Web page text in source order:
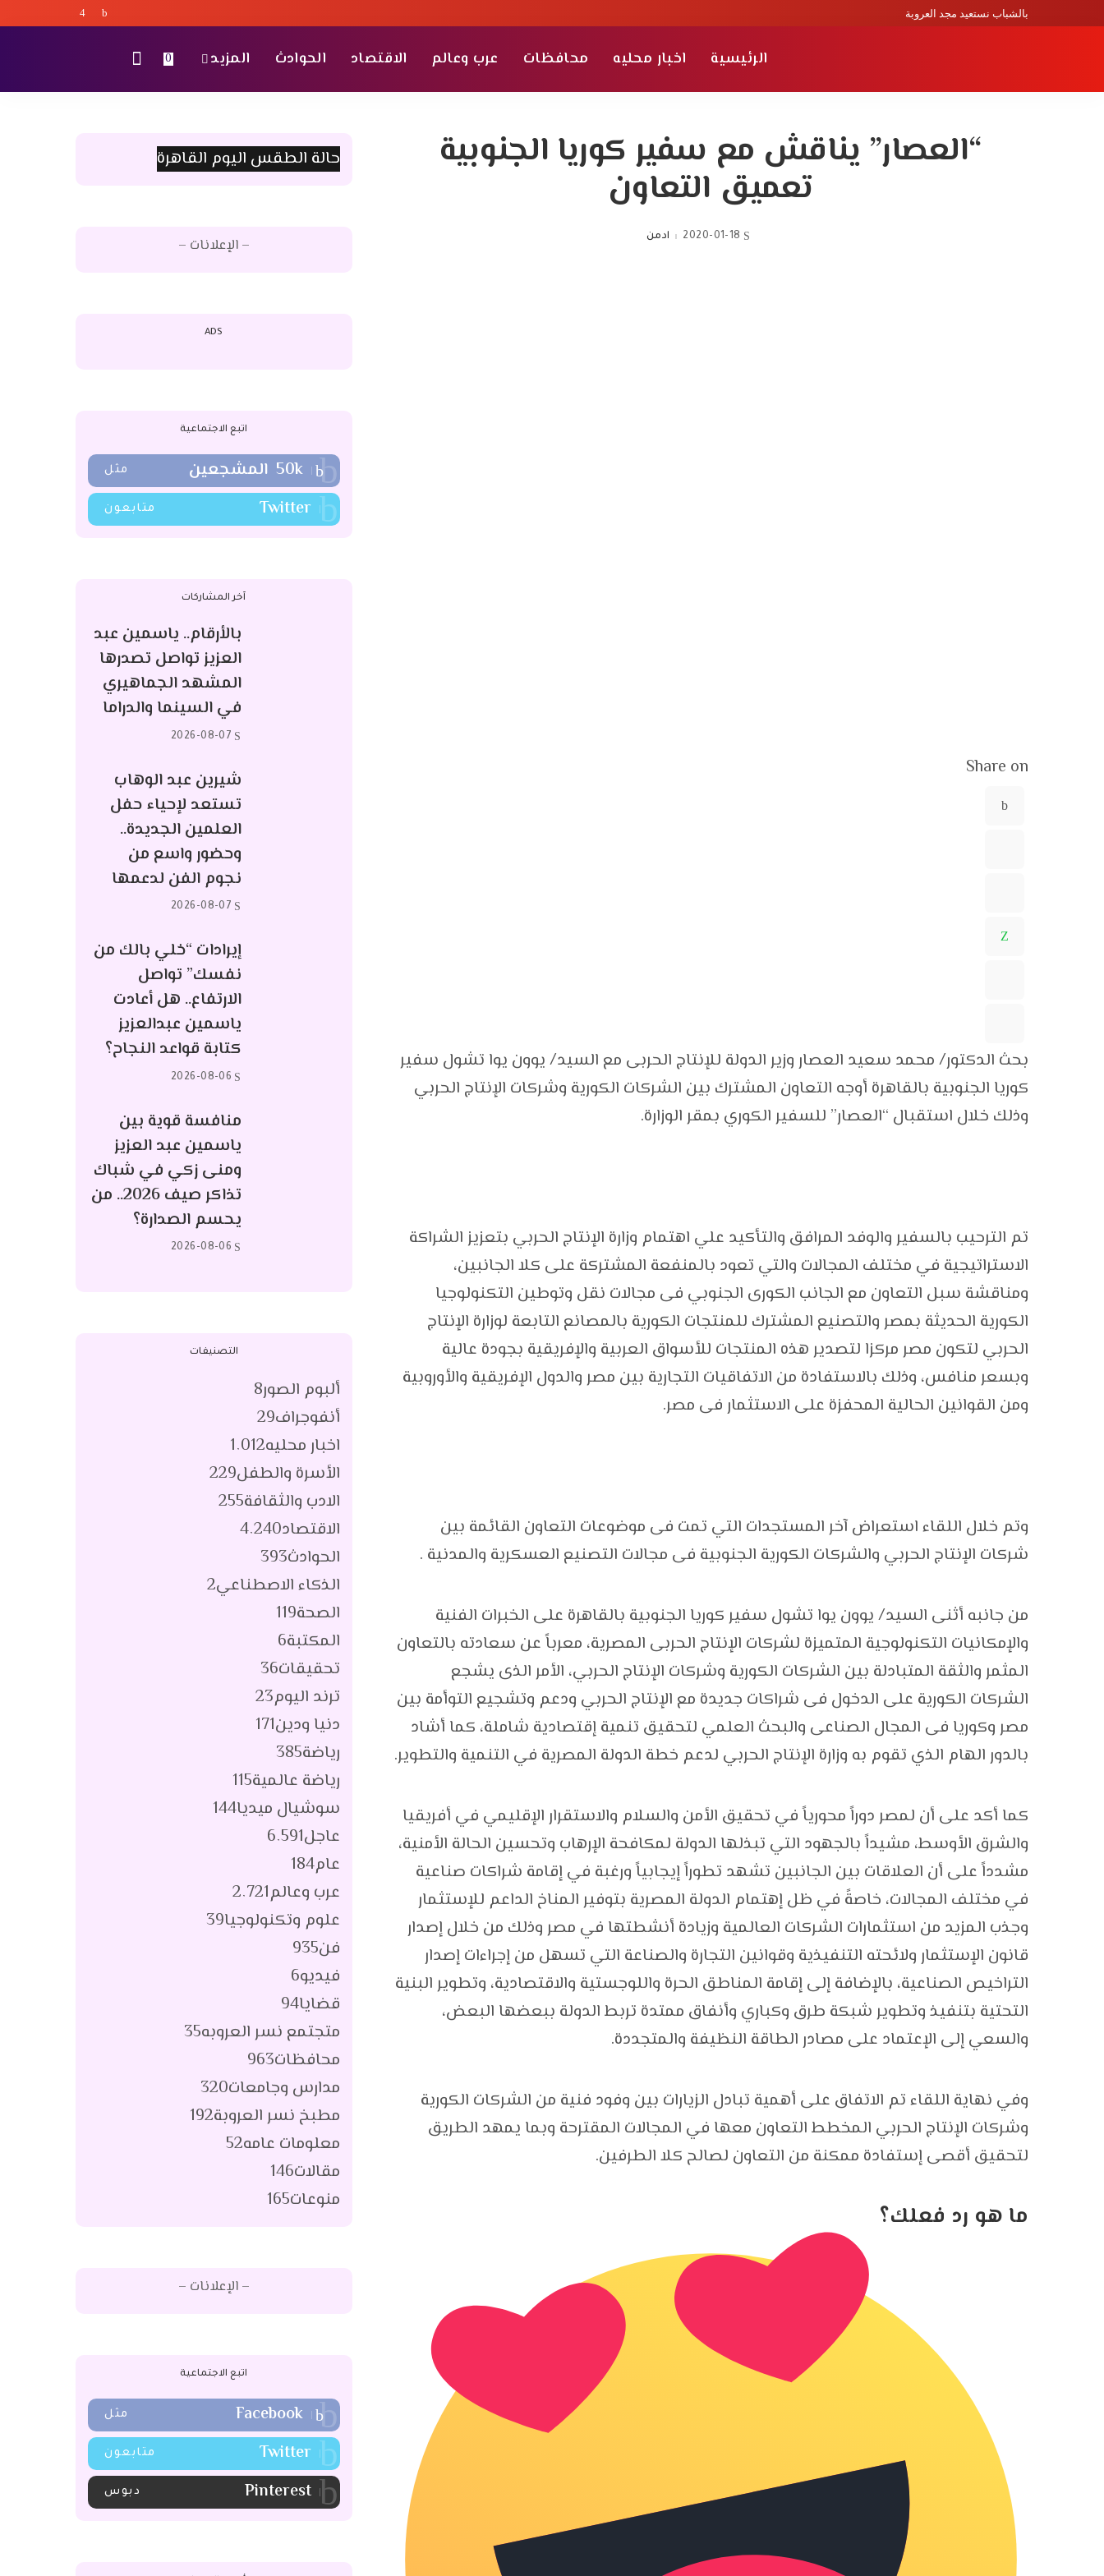
بالشباب نستعيد مجد العروبة
الرئيسية اخبار محليه محافظات عرب وعالم الاقتصاد الحوادث المزيد 0
“العصار” يناقش مع سفير كوريا الجنوبية
تعميق التعاون
2020-01-18
Posted
ادمن
Share on
بحث الدكتور/ محمد سعيد العصار وزير الدولة للإنتاج الحربى مع السيد/ يوون يوا تشول سفير
كوريا الجنوبية بالقاهرة أوجه التعاون المشترك بين الشركات الكورية وشركات الإنتاج الحربي
وذلك خلال استقبال “العصار” للسفير الكوري بمقر الوزارة.
تم الترحيب بالسفير والوفد المرافق والتأكيد علي اهتمام وزارة الإنتاج الحربي بتعزيز الشراكة
الاستراتيجية في مختلف المجالات والتي تعود بالمنفعة المشتركة على كلا الجانبين،
ومناقشة سبل التعاون مع الجانب الكورى الجنوبي فى مجالات نقل وتوطين التكنولوجيا
الكورية الحديثة بمصر والتصنيع المشترك للمنتجات الكورية بالمصانع التابعة لوزارة الإنتاج
الحربي لتكون مصر مركزا لتصدير هذه المنتجات للأسواق العربية والإفريقية بجودة عالية
وبسعر منافس، وذلك بالاستفادة من الاتفاقيات التجارية بين مصر والدول الإفريقية والأوروبية
ومن القوانين الحالية المحفزة على الاستثمار فى مصر.
وتم خلال اللقاء استعراض آخر المستجدات التي تمت فى موضوعات التعاون القائمة بين
شركات الإنتاج الحربي والشركات الكورية الجنوبية فى مجالات التصنيع العسكرية والمدنية .
من جانبه أثنى السيد/ يوون يوا تشول سفير كوريا الجنوبية بالقاهرة على الخبرات الفنية
والإمكانيات التكنولوجية المتميزة لشركات الإنتاج الحربى المصرية، معرباً عن سعادته بالتعاون
المثمر والثقة المتبادلة بين الشركات الكورية وشركات الإنتاج الحربي، الأمر الذى يشجع
الشركات الكورية على الدخول فى شراكات جديدة مع الإنتاج الحربي ودعم وتشجيع التوأمة بين
مصر وكوريا فى المجال الصناعى والبحث العلمي لتحقيق تنمية إقتصادية شاملة، كما أشاد
بالدور الهام الذي تقوم به وزارة الإنتاج الحربي لدعم خطة الدولة المصرية في التنمية والتطوير.
كما أكد على أن لمصر دوراً محورياً في تحقيق الأمن والسلام والاستقرار الإقليمي في أفريقيا
والشرق الأوسط، مشيداً بالجهود التي تبذلها الدولة لمكافحة الإرهاب وتحسين الحالة الأمنية،
مشدداً على أن العلاقات بين الجانبين تشهد تطوراً إيجابياً ورغبة في إقامة شراكات صناعية
في مختلف المجالات، خاصةً في ظل إهتمام الدولة المصرية بتوفير المناخ الداعم للإستثمار
وجذب المزيد من استثمارات الشركات العالمية وزيادة أنشطتها في مصر وذلك من خلال إصدار
قانون الإستثمار ولائحته التنفيذية وقوانين التجارة والصناعة التي تسهل من إجراءات إصدار
التراخيص الصناعية، بالإضافة إلى إقامة المناطق الحرة واللوجستية والاقتصادية، وتطوير البنية
التحتية بتنفيذ وتطوير شبكة طرق وكباري وأنفاق ممتدة تربط الدولة ببعضها البعض،
والسعي إلى الإعتماد على مصادر الطاقة النظيفة والمتجددة.
وفي نهاية اللقاء تم الاتفاق على أهمية تبادل الزيارات بين وفود فنية من الشركات الكورية
وشركات الإنتاج الحربي المخطط التعاون معها في المجالات المقترحة وبما يمهد الطريق
لتحقيق أقصى إستفادة ممكنة من التعاون لصالح كلا الطرفين.
ما هو رد فعلك؟
حالة الطقس اليوم القاهرة
– الإعلانات –
ADS
اتبع الاجتماعية
50k المشجعين مثل
Twitter متابعون
آخر المشاركات
بالأرقام.. ياسمين عبد
العزيز تواصل تصدرها
المشهد الجماهيري
في السينما والدراما
2026-08-07
شيرين عبد الوهاب
تستعد لإحياء حفل
العلمين الجديدة..
وحضور واسع من
نجوم الفن لدعمها
2026-08-07
إيرادات “خلي بالك من
نفسك” تواصل
الارتفاع.. هل أعادت
ياسمين عبدالعزيز
كتابة قواعد النجاح؟
2026-08-06
منافسة قوية بين
ياسمين عبد العزيز
ومنى زكي في شباك
تذاكر صيف 2026.. من
يحسم الصدارة؟
2026-08-06
التصنيفات
ألبوم الصور8
أنفوجراف29
اخبار محليه1٬012
الأسرة والطفل229
الادب والثقافة255
الاقتصاد4٬240
الحوادث393
الذكاء الاصطناعي2
الصحة119
المكتبة6
تحقيقات36
ترند اليوم23
دنيا ودين171
رياضة385
رياضة عالمية115
سوشيال ميديا144
عاجل6٬591
عام184
عرب وعالم2٬721
علوم وتكنولوجيا39
فن935
فيديو6
قضايا94
متجتمع نسر العروبه35
محافظات963
مدارس وجامعات320
مطبخ نسر العروبة192
معلومات عامه52
مقالات146
منوعات165
– الإعلانات –
اتبع الاجتماعية
Facebook مثل
Twitter متابعون
Pinterest دبوس